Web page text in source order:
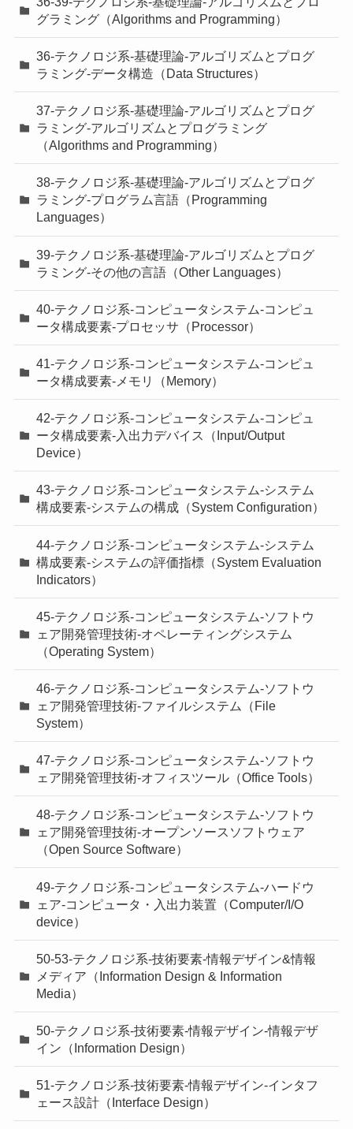
グラミング（Algorithms and Programming）
36-テクノロジ系-基礎理論-アルゴリズムとプログ
ラミング-データ構造（Data Structures）
37-テクノロジ系-基礎理論-アルゴリズムとプログ
ラミング-アルゴリズムとプログラミング
（Algorithms and Programming）
38-テクノロジ系-基礎理論-アルゴリズムとプログ
ラミング-プログラム言語（Programming
Languages）
39-テクノロジ系-基礎理論-アルゴリズムとプログ
ラミング-その他の言語（Other Languages）
40-テクノロジ系-コンピュータシステム-コンピュ
ータ構成要素-プロセッサ（Processor）
41-テクノロジ系-コンピュータシステム-コンピュ
ータ構成要素-メモリ（Memory）
42-テクノロジ系-コンピュータシステム-コンピュ
ータ構成要素-入出力デバイス（Input/Output
Device）
43-テクノロジ系-コンピュータシステム-システム
構成要素-システムの構成（System Configuration）
44-テクノロジ系-コンピュータシステム-システム
構成要素-システムの評価指標（System Evaluation
Indicators）
45-テクノロジ系-コンピュータシステム-ソフトウ
ェア開発管理技術-オペレーティングシステム
（Operating System）
46-テクノロジ系-コンピュータシステム-ソフトウ
ェア開発管理技術-ファイルシステム（File
System）
47-テクノロジ系-コンピュータシステム-ソフトウ
ェア開発管理技術-オフィスツール（Office Tools）
48-テクノロジ系-コンピュータシステム-ソフトウ
ェア開発管理技術-オープンソースソフトウェア
（Open Source Software）
49-テクノロジ系-コンピュータシステム-ハードウ
ェア-コンピュータ・入出力装置（Computer/I/O
device）
50-53-テクノロジ系-技術要素-情報デザイン&情報
メディア（Information Design & Information
Media）
50-テクノロジ系-技術要素-情報デザイン-情報デザ
イン（Information Design）
51-テクノロジ系-技術要素-情報デザイン-インタフ
ェース設計（Interface Design）